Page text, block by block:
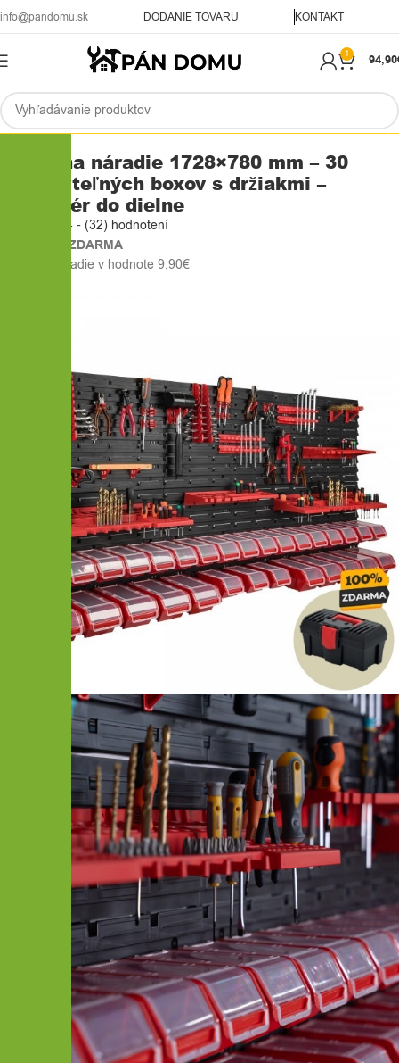
info@pandomu.sk DODANIE TOVARU KONTAKT
1 94,90
Domov Dielňa Steny na náradie
Stena na náradie 1728×780 mm – 30
uzatvárteľných boxov s držiakmi –
organizér do dielne
⭐⭐⭐⭐⭐ 4,94 - (32) hodnotení
DARČEK ZDARMA
Kufor na náradie v hodnote 9,90€